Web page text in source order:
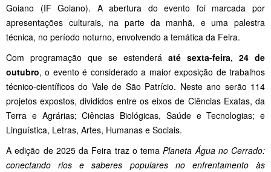
Goiano (IF Goiano). A abertura do evento foi marcada por
apresentações culturais, na parte da manhã, e uma palestra
técnica, no período noturno, envolvendo a temática da Feira.
Com programação que se estenderá até sexta-feira, 24 de
outubro, o evento é considerado a maior exposição de trabalhos
técnico-científicos do Vale de São Patrício. Neste ano serão 114
projetos expostos, divididos entre os eixos de Ciências Exatas, da
Terra e Agrárias; Ciências Biológicas, Saúde e Tecnologias; e
Linguística, Letras, Artes, Humanas e Sociais.
A edição de 2025 da Feira traz o temaPlaneta Água no Cerrado:
conectando rios e saberes populares no enfrentamento às